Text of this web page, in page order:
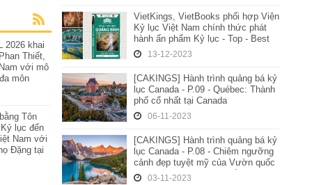
2026 khai
Thiết,
với mô
môn
Tôn
lục đến
Nam với
Đặng tại
[CAKINGS] Hành trình quảng bá kỷ
lục Canada - P.09 - Québec: Thành
phố cổ nhất tại Canada
06-11-2023
[CAKINGS] Hành trình quảng bá kỷ
lục Canada - P.08 - Chiêm ngưỡng
cảnh đẹp tuyệt mỹ của Vườn quốc
gia Banff - Khu vườn quốc gia lâu
đời nhất tại Canada
03-11-2023
[CAKINGS] Hành trình quảng bá kỷ
lục Canada - P.07 - George Weston
Limited - Nhà điều hành siêu thị lớn
nhất tại Canada
29-10-2023
Đề cử Kỷ lục Thế giới lần II/2021:
Việt Nam - Đất nước có nhiều món
ăn gia đình đặc trưng và hấp dẫn
nhất thế giới
10-09-2021
Đề cử Kỷ lục Thế giới lần II/2021:
Việt Nam - Đất nước có nhiều quà
tặng lưu niệm và quà tặng đặc sản
hấp dẫn nhất thế giới
09-09-2021
Đề cử Kỷ lục Thế giới (lần II/2021):
Việt Nam - Đất nước có nhiều món
ăn đường phố hấp dẫn và đa dạng
nhất thế giới
08-09-2021